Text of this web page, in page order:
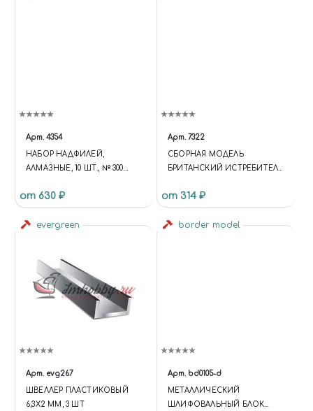
Арт. 4354
НАБОР НАДФИЛЕЙ,
АЛМАЗНЫЕ, 10 ШТ., № 300
от 630 ₽
Арт. 7322
СБОРНАЯ МОДЕЛЬ
БРИТАНСКИЙ ИСТРЕБИТЕЛЬ
СБОРКА БЕЗ КЛЕЯ 1/72
от 314 ₽
evergreen
Арт. evg267
ШВЕЛЛЕР ПЛАСТИКОВЫЙ
6,3Х2 ММ, 3 ШТ
border model
Арт. bd0105-d
МЕТАЛЛИЧЕСКИЙ
ШЛИФОВАЛЬНЫЙ БЛОК